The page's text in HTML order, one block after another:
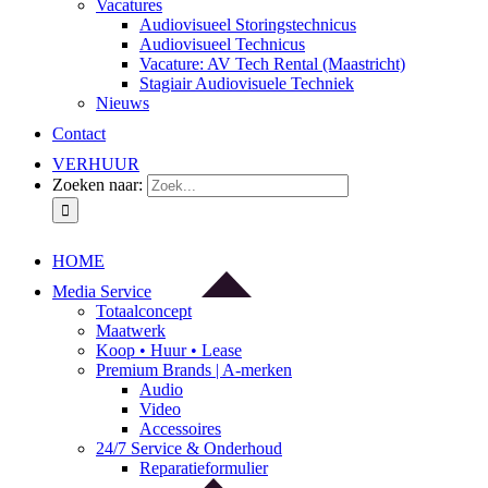
Vacatures
Audiovisueel Storingstechnicus
Audiovisueel Technicus
Vacature: AV Tech Rental (Maastricht)
Stagiair Audiovisuele Techniek
Nieuws
Contact
VERHUUR
Zoeken naar:
HOME
Media Service
Totaalconcept
Maatwerk
Koop • Huur • Lease
Premium Brands | A-merken
Audio
Video
Accessoires
24/7 Service & Onderhoud
Reparatieformulier